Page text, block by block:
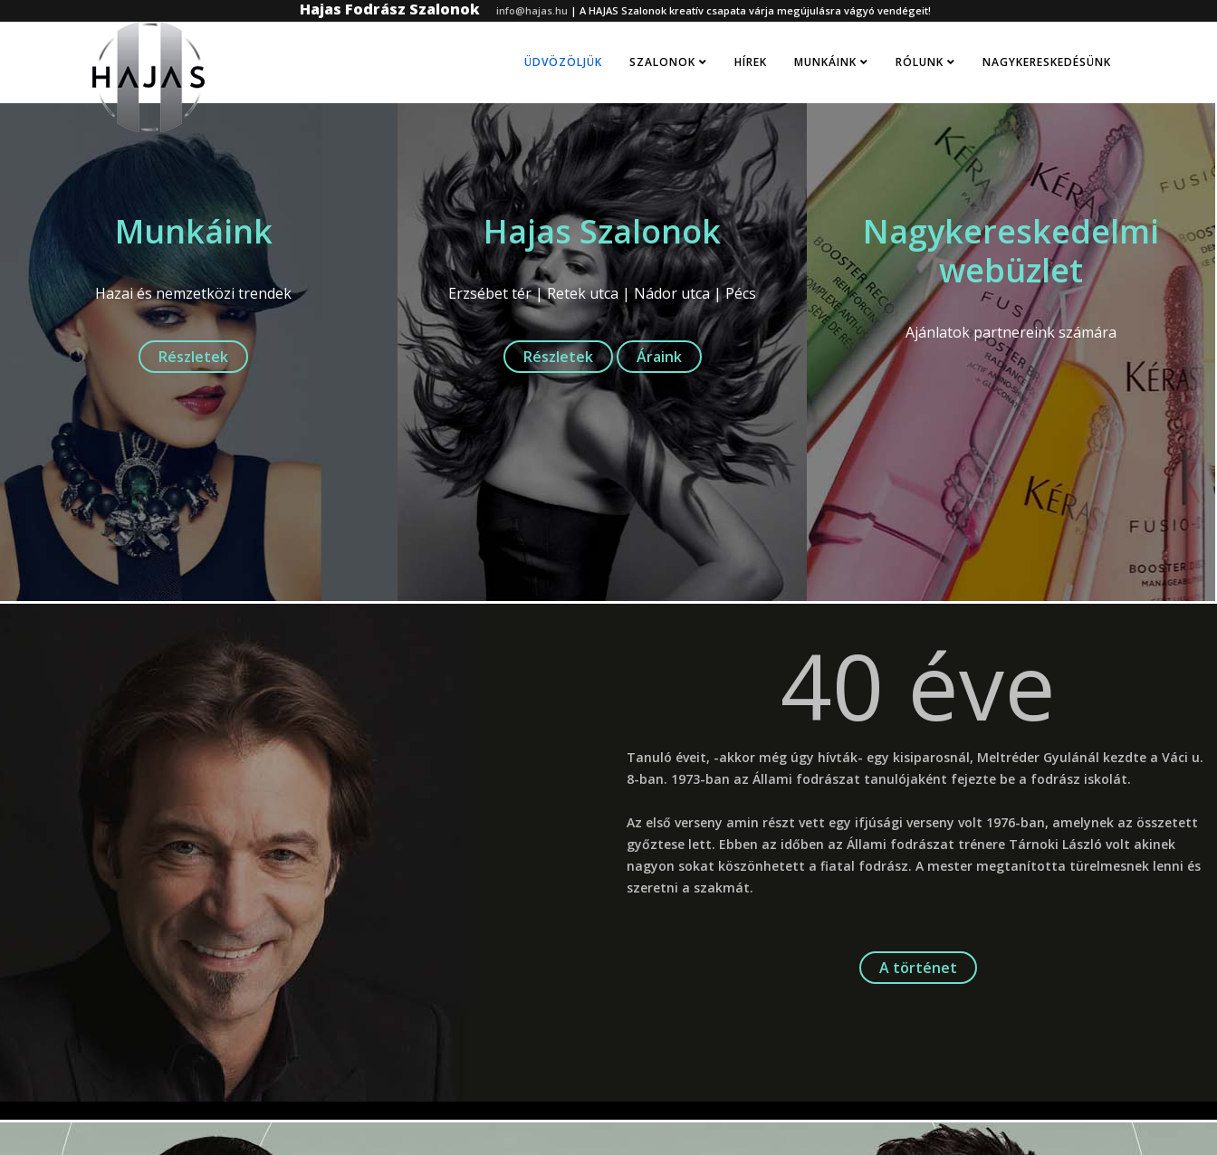
Hajas Fodrász Szalonok info@hajas.hu | A HAJAS Szalonok kreatív csapata várja megújulásra vágyó vendégeit!
ÜDVÖZÖLJÜK SZALONOK HÍREK MUNKÁINK RÓLUNK NAGYKERESKEDÉSÜNK
Munkáink
Hazai és nemzetközi trendek
Részletek
Hajas Szalonok
Erzsébet tér | Retek utca | Nádor utca | Pécs
Részletek Áraink
Nagykereskedelmi
webüzlet
Ajánlatok partnereink számára
40 éve
Tanuló éveit, -akkor még úgy hívták- egy kisiparosnál, Meltréder Gyulánál kezdte a Váci u.
8-ban. 1973-ban az Állami fodrászat tanulójaként fejezte be a fodrász iskolát.
Az első verseny amin részt vett egy ifjúsági verseny volt 1976-ban, amelynek az összetett
győztese lett. Ebben az időben az Állami fodrászat trénere Tárnoki László volt akinek
nagyon sokat köszönhetett a fiatal fodrász. A mester megtanította türelmesnek lenni és
szeretni a szakmát.
A történet